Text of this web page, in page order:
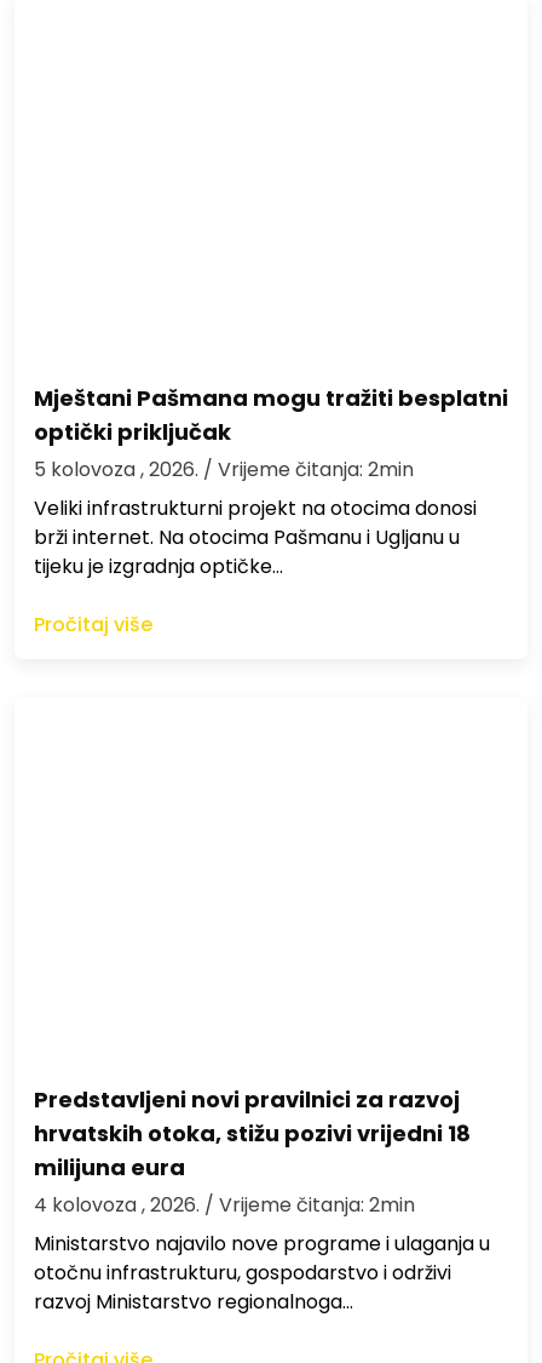
Mještani Pašmana mogu tražiti besplatni
optički priključak
5 kolovoza , 2026. / Vrijeme čitanja: 2min
Veliki infrastrukturni projekt na otocima donosi
brži internet. Na otocima Pašmanu i Ugljanu u
tijeku je izgradnja optičke…
Pročitaj više
Predstavljeni novi pravilnici za razvoj
hrvatskih otoka, stižu pozivi vrijedni 18
milijuna eura
4 kolovoza , 2026. / Vrijeme čitanja: 2min
Ministarstvo najavilo nove programe i ulaganja u
otočnu infrastrukturu, gospodarstvo i održivi
razvoj Ministarstvo regionalnoga…